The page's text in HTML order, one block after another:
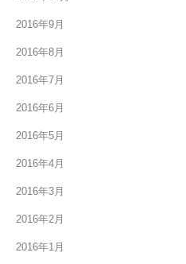
2016年9月
2016年8月
2016年7月
2016年6月
2016年5月
2016年4月
2016年3月
2016年2月
2016年1月